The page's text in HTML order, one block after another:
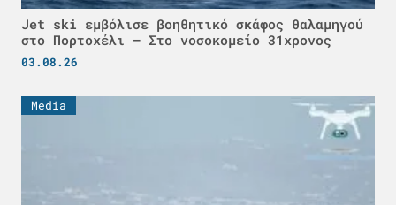
Jet ski εμβόλισε βοηθητικό σκάφος θαλαμηγού
στο Πορτοχέλι – Στο νοσοκομείο 31χρονος
03.08.26
Media